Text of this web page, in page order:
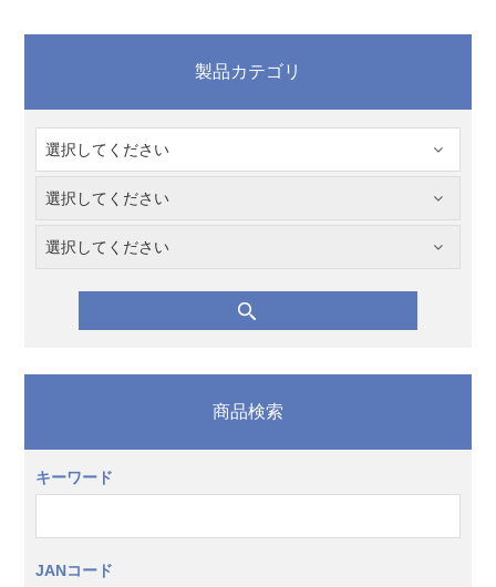
製品カテゴリ
商品検索
キーワード
JANコード